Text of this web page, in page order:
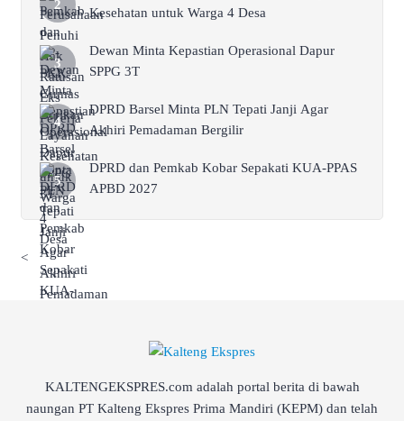
Kesehatan untuk Warga 4 Desa
Dewan Minta Kepastian Operasional Dapur
SPPG 3T
DPRD Barsel Minta PLN Tepati Janji Agar
Akhiri Pemadaman Bergilir
DPRD dan Pemkab Kobar Sepakati KUA-PPAS
APBD 2027
<
KALTENGEKSPRES.com adalah portal berita di bawah
naungan PT Kalteng Ekspres Prima Mandiri (KEPM) dan telah